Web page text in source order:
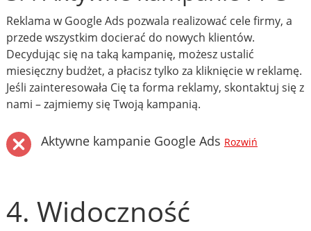
Reklama w Google Ads pozwala realizować cele firmy, a
przede wszystkim docierać do nowych klientów.
Decydując się na taką kampanię, możesz ustalić
miesięczny budżet, a płacisz tylko za kliknięcie w reklamę.
Jeśli zainteresowała Cię ta forma reklamy, skontaktuj się z
nami – zajmiemy się Twoją kampanią.
Aktywne kampanie Google Ads Rozwiń
4. Widoczność